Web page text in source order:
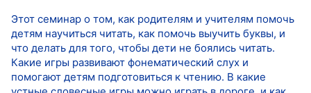
Этот семинар о том, как родителям и учителям помочь
детям научиться читать, как помочь выучить буквы, и
что делать для того, чтобы дети не боялись читать.
Какие игры развивают фонематический слух и
помогают детям подготовиться к чтению. В какие